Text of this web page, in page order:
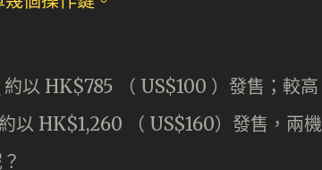
以 HK$785 （ US$100 ）發售；較高
以 HK$1,260 （ US$160）發售，兩機